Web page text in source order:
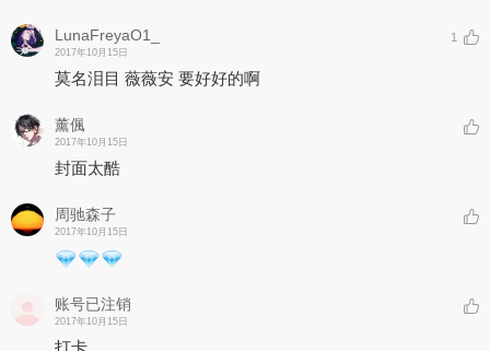
LunaFreyaO1_
2017年10月15日
1
莫名泪目 薇薇安 要好好的啊
薰偑
2017年10月15日
封面太酷
周驰森子
2017年10月15日
账号已注销
2017年10月15日
打卡